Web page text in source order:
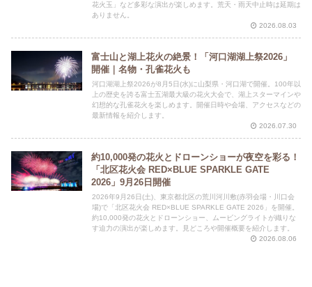
花火玉」など多彩な演出が楽しめます。荒天・雨天中止時は延期は
ありません。
2026.08.03
富士山と湖上花火の絶景！「河口湖湖上祭2026」
開催｜名物・孔雀花火も
河口湖湖上祭2026が8月5日(水)に山梨県・河口湖で開催。100年以
上の歴史を誇る富士五湖最大級の花火大会で、湖上スターマインや
幻想的な孔雀花火を楽しめます。開催日時や会場、アクセスなどの
最新情報を紹介します。
2026.07.30
約10,000発の花火とドローンショーが夜空を彩る！
「北区花火会 RED×BLUE SPARKLE GATE
2026」9月26日開催
2026年9月26日(土)、東京都北区の荒川河川敷(赤羽会場・川口会
場)で「北区花火会 RED×BLUE SPARKLE GATE 2026」を開催。
約10,000発の花火とドローンショー、ムービングライトが織りな
す迫力の演出が楽しめます。見どころや開催概要を紹介します。
2026.08.06